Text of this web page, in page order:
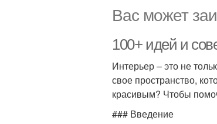
Вас может
100+ идей и
Интерьер – это не
свое пространство,
красивым? Чтобы
### Введение